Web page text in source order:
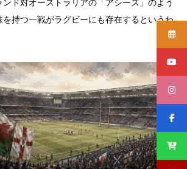
ド対オーストラリアの「アシーズ」のよう
を持つ一戦がラグビーにも存在するというわ